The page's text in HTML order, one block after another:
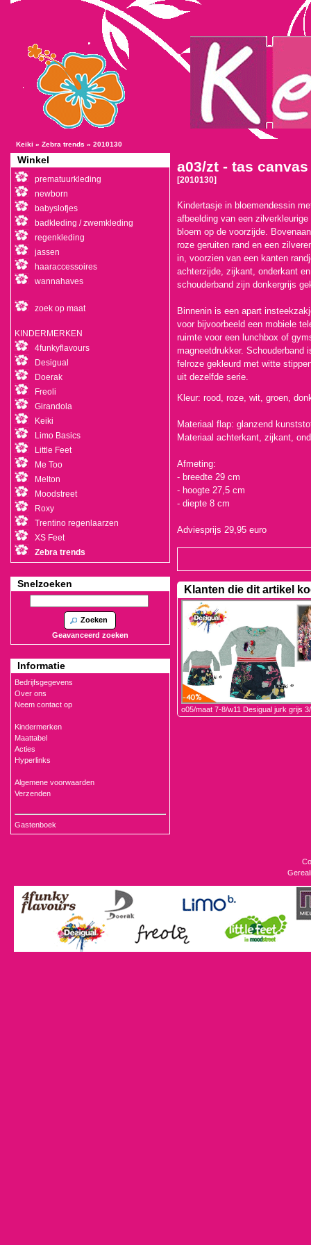
Keiki » Zebra trends » 2010130
a03/zt - tas
[2010130]
Kindertasje in bloemendessin
afbeelding van een zilverkleurige
bloem op de voorzijde.
roze geruiten rand en een
in, voorzien van een kanten
achterzijde, zijkant, onderkant
schouderband zijn donkergrijs
Binnenin is een apart
voor bijvoorbeeld een mobiele
ruimte voor een lunchbox of
magneetdrukker. Schouderband
felroze gekleurd met witte
uit dezelfde serie.
Kleur: rood, roze, wit, groen,
Materiaal flap: glanzend
Materiaal achterkant, zijkant,
Afmeting:
- breedte 29 cm
- hoogte 27,5 cm
- diepte 8 cm
Adviesprijs 29,95 euro
Klanten die dit artikel
o05/maat 7-8/w11 Desigual jurk grijs
Winkel
prematuurkleding
newborn
babyslofjes
badkleding / zwemkleding
regenkleding
jassen
haaraccessoires
wannahaves
zoek op maat
KINDERMERKEN
4funkyflavours
Desigual
Doerak
Freoli
Girandola
Keiki
Limo Basics
Little Feet
Me Too
Melton
Moodstreet
Roxy
Trentino regenlaarzen
XS Feet
Zebra trends
Snelzoeken
Zoeken
Geavanceerd zoeken
Informatie
Bedrijfsgegevens
Over ons
Neem contact op
Kindermerken
Maattabel
Acties
Hyperlinks
Algemene voorwaarden
Verzenden
Gastenboek